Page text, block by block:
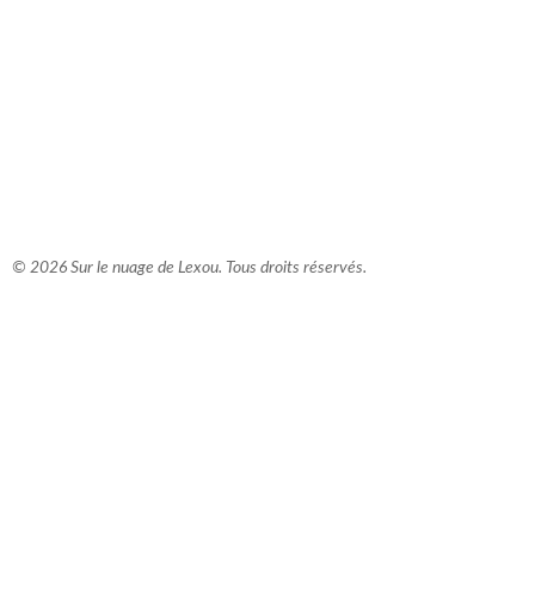
© 2026 Sur le nuage de Lexou. Tous droits réservés.